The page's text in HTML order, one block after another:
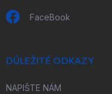
FaceBook
DŮLEŽITÉ ODKAZY
NAPIŠTE NÁM